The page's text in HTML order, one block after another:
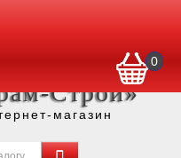
0
Строй»
магазин